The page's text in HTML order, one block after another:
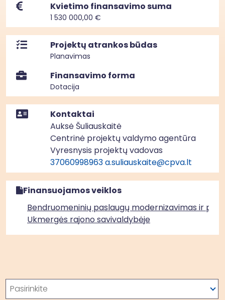
Kvietimo finansavimo suma
1 530 000,00 €
Projektų atrankos būdas
Planavimas
Finansavimo forma
Dotacija
Kontaktai
Auksė Šuliauskaitė
Centrinė projektų valdymo agentūra
Vyresnysis projektų vadovas
37060998963a.suliauskaite@cpva.lt
Finansuojamos veiklos
Bendruomeninių paslaugų modernizavimas ir
Ukmergės rajono savivaldybėje
Paieška
Pasirinkite